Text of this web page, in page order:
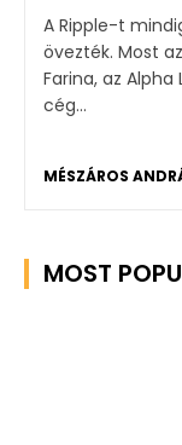
A Ripple-t
övezték. Most
Farina, az Alpha
cég...
MÉSZÁROS
MOST